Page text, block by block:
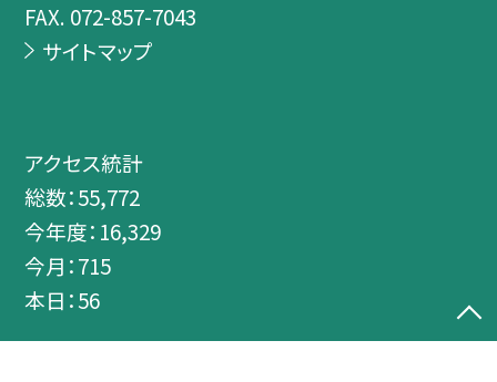
FAX. 072-857-7043
サイトマップ
アクセス統計
総数：55,772
今年度： 16,329
今月：715
本日：56